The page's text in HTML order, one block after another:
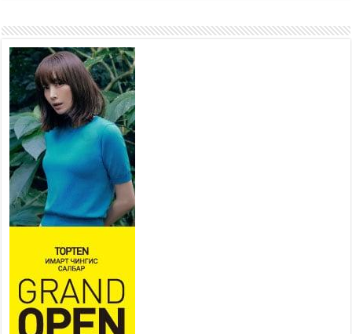
Наадмын амралтын өдрүүдэд нийслэлийн эрүүл
мэндийн байгууллагууд дараах хуваарийн дагуу
ажиллана
2026 оны 7 сар 15 / 11 цаг 18 минут
Үндэсний их баяр наадам эхэллээ
2026 оны 7 сар 15 / 11 цаг 14 минут
Үер усны аюулаас сэргийлж, нийслэлийн Онцгой
байдлын газрын 162 алба хаагч үүрэг гүйцэтгэж
байна
2026 оны 7 сар 15 / 11 цаг 07 минут
Үндэсний их сурын харваанд 850 харваач цэц
мэргэнээ сорьж байна
2026 оны 7 сар 15 / 11 цаг 03 минут
Төв цэнгэлдэхийн эргэн тойронд
2026 оны 7 сар 15 / 10 цаг 58 минут
Үндэсний их баяр наадмын шагайн харваа
насанд хүрэгчдийн багийн харваагаар